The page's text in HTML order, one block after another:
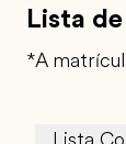
Lista
*A